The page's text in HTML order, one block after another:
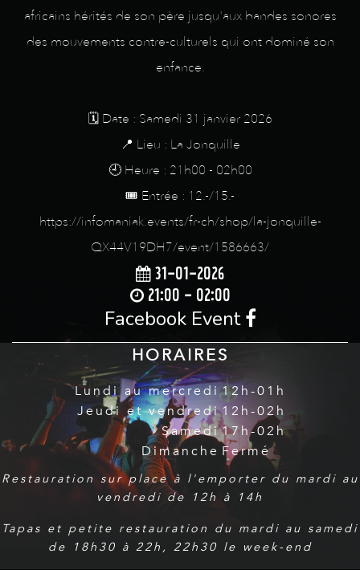
africains hérités de son père jusqu'aux bandes sonores
des mouvements contre-culturels qui ont dominé son
enfance.
🗓️ Date : Samedi 31 janvier 2026
📍 Lieu : La Jonquille
🕘 Heure : 21h00 - 02h00
🎟️ Entrée : 12.-/15.-
https://infomaniak.events/fr-ch/shop/la-jonquille-
QX44V19DH7/event/1586663/
31-01-2026
21:00 - 02:00
Facebook Event
HORAIRES
Lundi au mercredi
Jeudi et vendredi
Samedi
Dimanche
12h-01h
12h-02h
17h-02h
Fermé
Restauration sur place à l'emporter du mardi au
vendredi de 12h à 14h
Tapas et petite restauration du mardi au samedi
de 18h30 à 22h, 22h30 le week-end